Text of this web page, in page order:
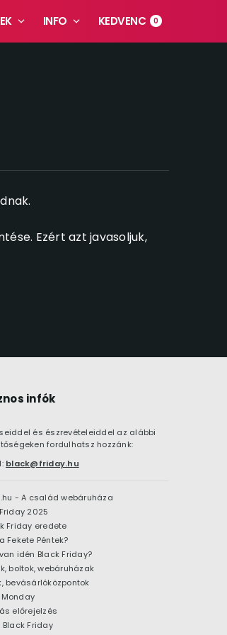
INFO KEDVENC 0
Ezért azt javasoljuk,
infók
és észrevételeiddel az alábbi
fordulhatsz hozzánk:
black@friday.hu
- A család webáruháza
2025
Friday eredete
Fekete Péntek?
idén Black Friday?
boltok, webáruházak
bevásárlóközpontok
előrejelzés
Black Friday